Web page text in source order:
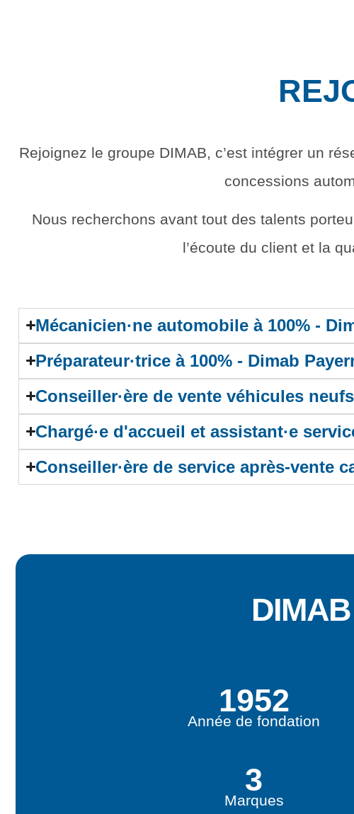
Rejoignez le groupe DIMAB, c’est intégrer un
concessions
Nous recherchons avant tout des talents
l’écoute du client et la
Mécanicien·ne automobile à 100% -
Préparateur·trice à 100% - Dimab
Conseiller·ère de vente véhicules
Chargé·e d'accueil et assistant·e
Conseiller·ère de service après-vente
1952
Année de fondation
3
Marques